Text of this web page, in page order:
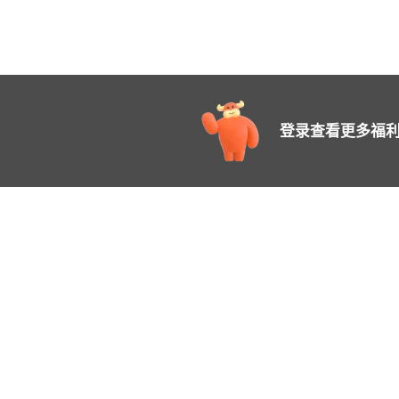
登录查看更多福